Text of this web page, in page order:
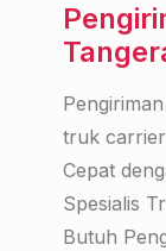
truk
Cepat
Spesialis
Butuh